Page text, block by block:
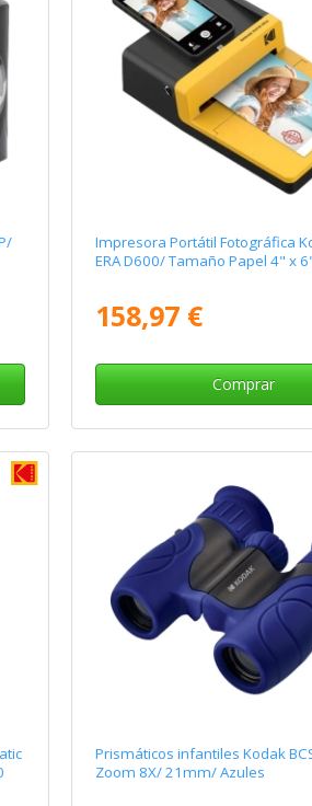
Impresora Portátil Fotográfica
ERA D600/ Tamaño Papel 4" x
158,97 €
Comprar
Prismáticos infantiles Kodak
Zoom 8X/ 21mm/ Azules